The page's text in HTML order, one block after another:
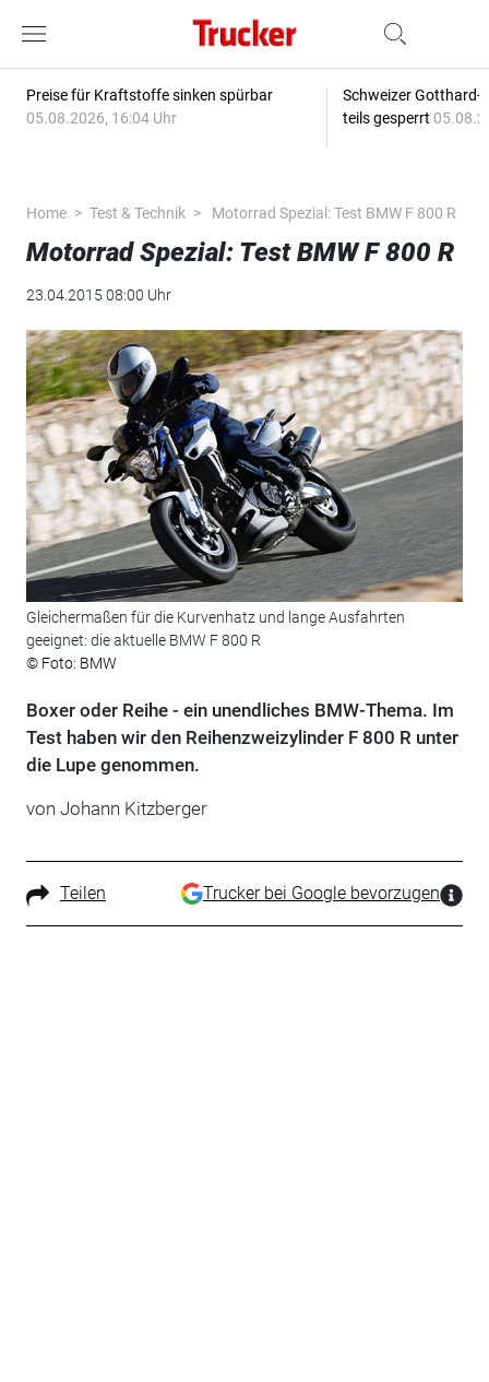
Preise für Kraftstoffe sinken spürbar
05.08.2026, 16:04 Uhr
Schweizer Gotthard-
teils gesperrt
Home Test & Technik Motorrad Spezial: Test BMW F 800 R
Motorrad Spezial: Test BMW F 800 R
23.04.2015 08:00 Uhr
Gleichermaßen für die Kurvenhatz und lange Ausfahrten
geeignet: die aktuelle BMW F 800 R
© Foto: BMW
Boxer oder Reihe - ein unendliches BMW-Thema. Im
Test haben wir den Reihenzweizylinder F 800 R unter
die Lupe genommen.
von Johann Kitzberger
Teilen Trucker bei Google bevorzugen